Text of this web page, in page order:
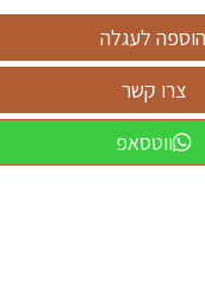
ווטסאפ